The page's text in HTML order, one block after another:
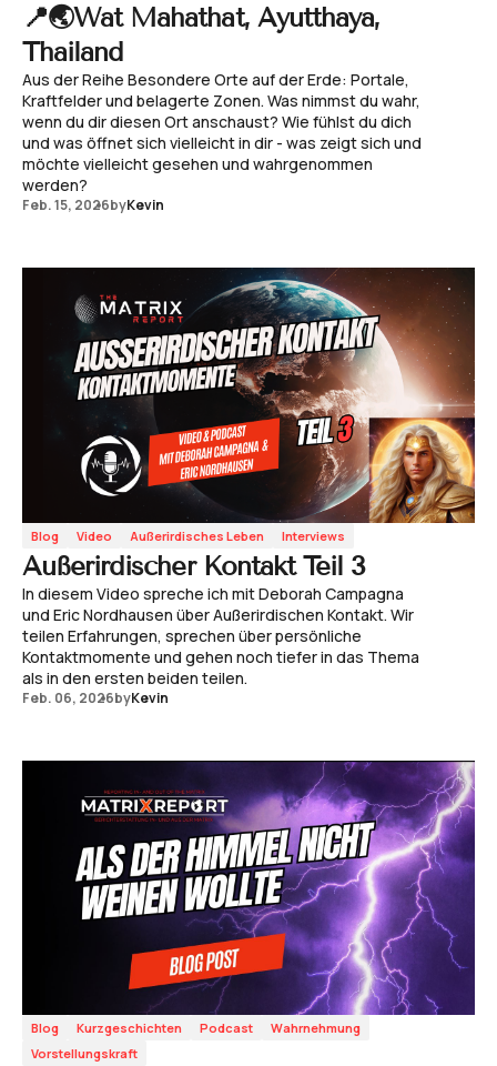
📍🌏Wat Mahathat, Ayutthaya,
Thailand
Aus der Reihe Besondere Orte auf der Erde: Portale,
Kraftfelder und belagerte Zonen. Was nimmst du wahr,
wenn du dir diesen Ort anschaust? Wie fühlst du dich
und was öffnet sich vielleicht in dir - was zeigt sich und
möchte vielleicht gesehen und wahrgenommen
werden?
Feb. 15, 2026byKevin
Blog Video Außerirdisches Leben Interviews
Außerirdischer Kontakt Teil 3
In diesem Video spreche ich mit Deborah Campagna
und Eric Nordhausen über Außerirdischen Kontakt. Wir
teilen Erfahrungen, sprechen über persönliche
Kontaktmomente und gehen noch tiefer in das Thema
als in den ersten beiden teilen.
Feb. 06, 2026byKevin
Blog Kurzgeschichten Podcast
Wahrnehmung
Vorstellungskraft